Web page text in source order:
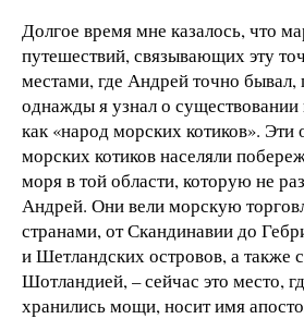
Долгое время мне казалось, что
путешествий, связывающих эту
местами, где Андрей точно бывал,
однажды я узнал о существовании
как «народ морских котиков». Эти
морских котиков населяли
моря в той области, которую не
Андрей. Они вели морскую
странами, от Скандинавии до
и Шетландских островов, а также
Шотландией, – сейчас это место,
хранились мощи, носит имя